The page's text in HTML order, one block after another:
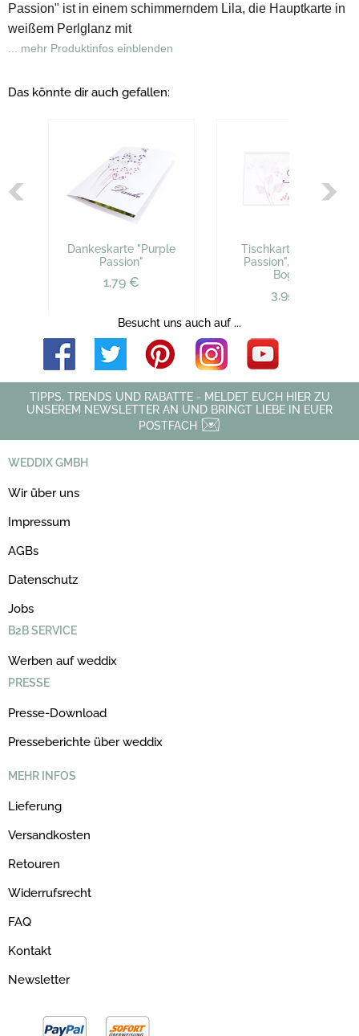
Passion" ist in einem schimmerndem Lila, die Hauptkarte in
weißem Perlglanz mit
... mehr Produktinfos einblenden
Das könnte dir auch gefallen:
Dankeskarte "Purple
Passion"
1,79 €
Tischkarte "Purple
Passion", 6 St. pro
Bogen
3,95 €
Besucht uns auch auf ...
TIPPS, TRENDS UND RABATTE - MELDET EUCH HIER ZU
UNSEREM NEWSLETTER AN UND BRINGT LIEBE IN EUER
POSTFACH
WEDDIX GMBH
Wir über uns
Impressum
AGBs
Datenschutz
Jobs
B2B SERVICE
Werben auf weddix
PRESSE
Presse-Download
Presseberichte über weddix
MEHR INFOS
Lieferung
Versandkosten
Retouren
Widerrufsrecht
FAQ
Kontakt
Newsletter